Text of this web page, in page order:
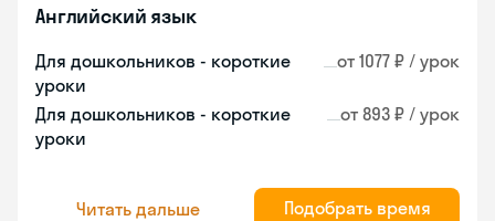
Английский язык
Для дошкольников - короткие
уроки
от 1077 ₽ / урок
Для дошкольников - короткие
уроки
от 893 ₽ / урок
Читать дальше Подобрать время